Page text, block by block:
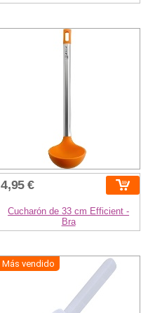
4,95 €
Cucharón de 33 cm Efficient -
Bra
Más vendido